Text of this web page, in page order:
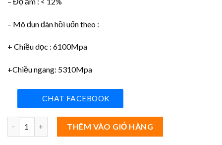
– Mô đun đàn hồi uốn theo :
+ Chiều dọc : 6100Mpa
+Chiều ngang: 5310Mpa
CHAT FACEBOOK
Giá ván phủ phim không logo, ván phủ phim 17mm trơn không
THÊM VÀO GIỎ HÀNG